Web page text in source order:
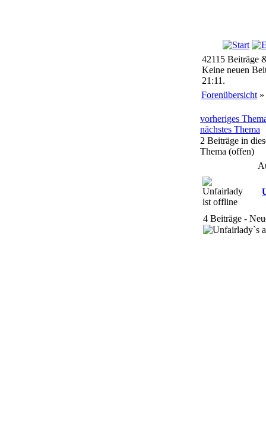
42115 Beiträge
Keine neuen
21:11.
Forenübersicht »
vorheriges
nächstes Thema
2 Beiträge in
Thema (offen)
4 Beiträge -